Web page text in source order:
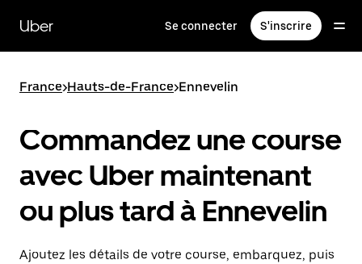
contenu
principal
Uber Se connecter S'inscrire
France>Hauts-de-France>Ennevelin
Commandez une course
avec Uber maintenant
ou plus tard à Ennevelin
Ajoutez les détails de votre course, embarquez, puis